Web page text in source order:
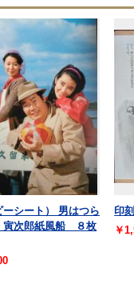
ーシート） 男はつら
次郎紙風船 ８枚
印
￥